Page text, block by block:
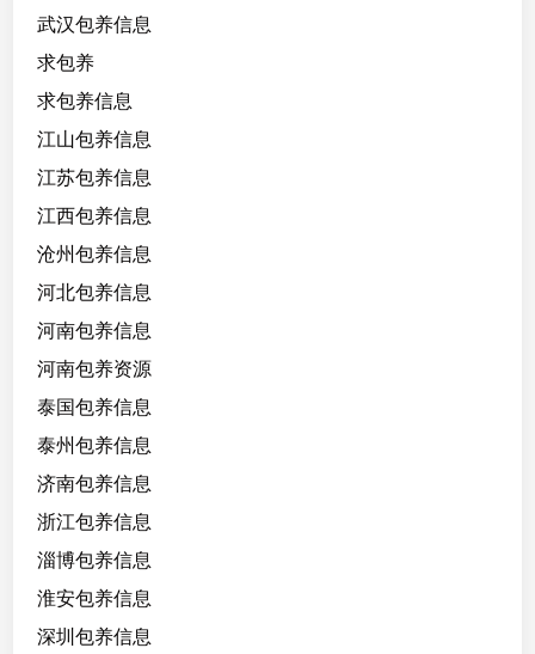
武汉包养信息
求包养
求包养信息
江山包养信息
江苏包养信息
江西包养信息
沧州包养信息
河北包养信息
河南包养信息
河南包养资源
泰国包养信息
泰州包养信息
济南包养信息
浙江包养信息
淄博包养信息
淮安包养信息
深圳包养信息